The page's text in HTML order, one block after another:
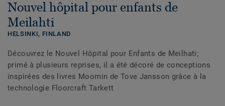
Nouvel hôpital pour enfants de
Meilahti
HELSINKI, FINLAND
Découvrez le Nouvel Hôpital pour Enfants de Meilhati;
primé à plusieurs reprises, il a été décoré de conceptions
inspirées des livres Moomin de Tove Jansson grâce à la
technologie Floorcraft Tarkett